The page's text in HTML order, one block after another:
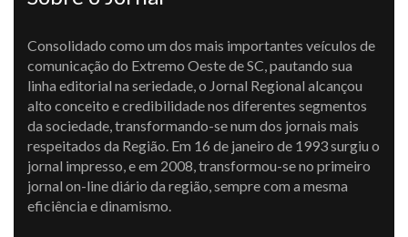
Consolidado como um dos mais importantes veículos de
comunicação do Extremo Oeste de SC, pautando sua
linha editorial na seriedade, o Jornal Regional alcançou
alto conceito e credibilidade nos diferentes segmentos
da sociedade, transformando-se num dos jornais mais
respeitados da Região. Em 16 de janeiro de 1993 surgiu o
jornal impresso, e em 2008, transformou-se no primeiro
jornal on-line diário da região, sempre com a mesma
eficiência e dinamismo.